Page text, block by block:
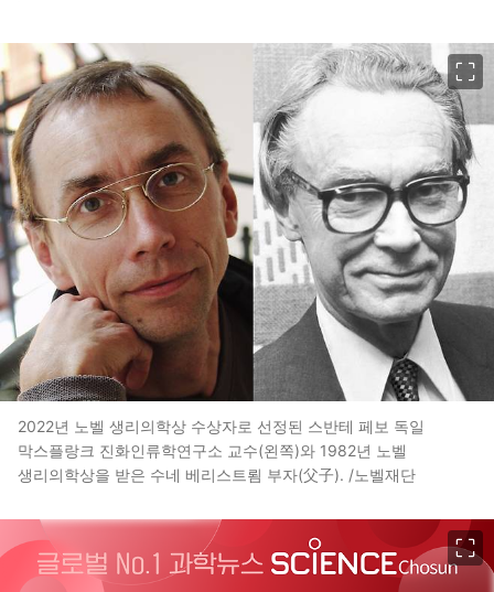
2022년 노벨 생리의학상 수상자로 선정된 스반테 페보 독일
막스플랑크 진화인류학연구소 교수(왼쪽)와 1982년 노벨
생리의학상을 받은 수네 베리스트룀 부자(父子). /노벨재단